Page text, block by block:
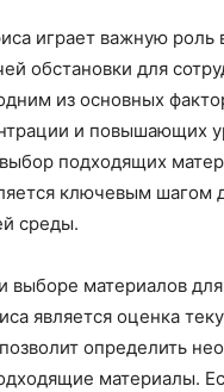
играет важную роль
обстановки для
из основных
и повышающих
подходящих
ключевым шагом
среды.
выборе материалов для
является оценка
определить
материалы.